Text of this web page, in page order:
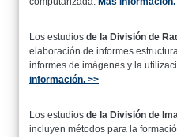
Los estudios de la División de
elaboración de informes
informes de imágenes y la
información. >>
Los estudios de la División de
incluyen métodos para la